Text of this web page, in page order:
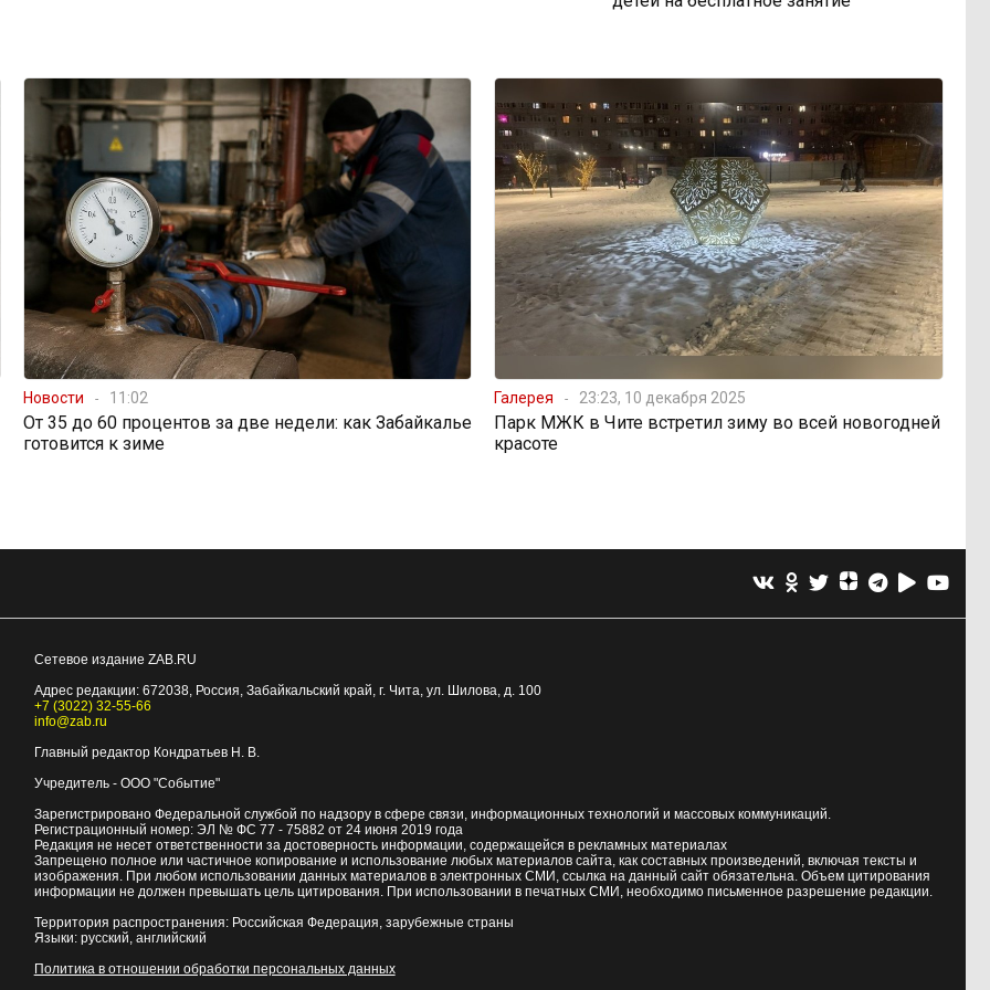
Новости 11:02
От 35 до 60 процентов за две недели: как Забайкалье
готовится к зиме
Галерея 23:23, 10 декабря 2025
Парк МЖК в Чите встретил зиму во всей новогодней
красоте
Сетевое издание ZAB.RU
Адрес редакции: 672038, Россия, Забайкальский край, г. Чита, ул. Шилова, д. 100
+7 (3022) 32-55-66
info@zab.ru
Главный редактор Кондратьев Н. В.
Учредитель - ООО "Событие"
Зарегистрировано Федеральной службой по надзору в сфере связи, информационных технологий и массовых коммуникаций.
Регистрационный номер: ЭЛ № ФС 77 - 75882 от 24 июня 2019 года
Редакция не несет ответственности за достоверность информации, содержащейся в рекламных материалах
Запрещено полное или частичное копирование и использование любых материалов сайта, как составных произведений, включая тексты и
изображения. При любом использовании данных материалов в электронных СМИ, ссылка на данный сайт обязательна. Объем цитирования
информации не должен превышать цель цитирования. При использовании в печатных СМИ, необходимо письменное разрешение редакции.
Территория распространения: Российская Федерация, зарубежные страны
Языки: русский, английский
Политика в отношении обработки персональных данных